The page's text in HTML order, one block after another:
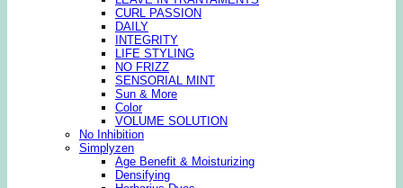
CURL PASSION
DAILY
INTEGRITY
LIFE STYLING
NO FRIZZ
SENSORIAL MINT
Sun & More
Color
VOLUME SOLUTION
No Inhibition
Simplyzen
Age Benefit & Moisturizing
Densifying